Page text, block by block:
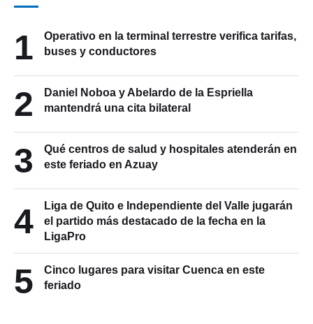
1
Operativo en la terminal terrestre verifica tarifas,
buses y conductores
2
Daniel Noboa y Abelardo de la Espriella
mantendrá una cita bilateral
3
Qué centros de salud y hospitales atenderán en
este feriado en Azuay
4
Liga de Quito e Independiente del Valle jugarán
el partido más destacado de la fecha en la
LigaPro
5
Cinco lugares para visitar Cuenca en este
feriado